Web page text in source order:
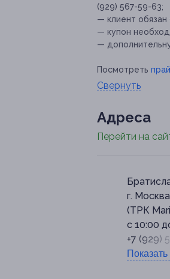
(929) 567-59-63;
— клиент
— купон
—
Посмотреть
Свернуть
Адресa
Перейти на
г.
(ТРК
с 10:00
+7 (929)